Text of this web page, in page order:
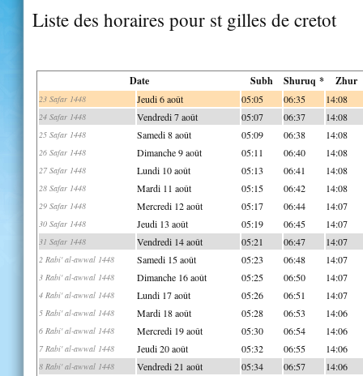
Liste des horaires pour st gilles de cretot
Date Subh Shuruq * Zhur
23 Safar 1448 Jeudi 6 août 05:05 06:35 14:08
24 Safar 1448 Vendredi 7 août 05:07 06:37 14:08
25 Safar 1448 Samedi 8 août 05:09 06:38 14:08
26 Safar 1448 Dimanche 9 août 05:11 06:40 14:08
27 Safar 1448 Lundi 10 août 05:13 06:41 14:08
28 Safar 1448 Mardi 11 août 05:15 06:42 14:08
29 Safar 1448 Mercredi 12 août 05:17 06:44 14:07
30 Safar 1448 Jeudi 13 août 05:19 06:45 14:07
31 Safar 1448 Vendredi 14 août 05:21 06:47 14:07
2 Rabi' al-awwal 1448 Samedi 15 août 05:23 06:48 14:07
3 Rabi' al-awwal 1448 Dimanche 16 août 05:25 06:50 14:07
4 Rabi' al-awwal 1448 Lundi 17 août 05:26 06:51 14:07
5 Rabi' al-awwal 1448 Mardi 18 août 05:28 06:53 14:06
6 Rabi' al-awwal 1448 Mercredi 19 août 05:30 06:54 14:06
7 Rabi' al-awwal 1448 Jeudi 20 août 05:32 06:55 14:06
8 Rabi' al-awwal 1448 Vendredi 21 août 05:34 06:57 14:06